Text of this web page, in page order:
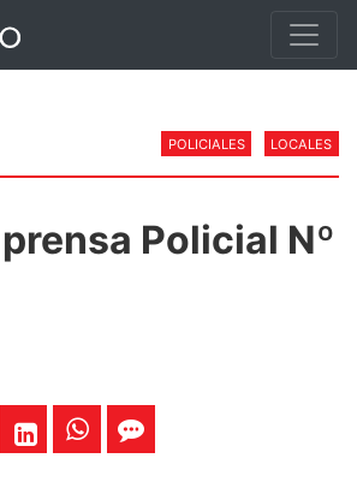
POLICIALES LOCALES
Policial Nº